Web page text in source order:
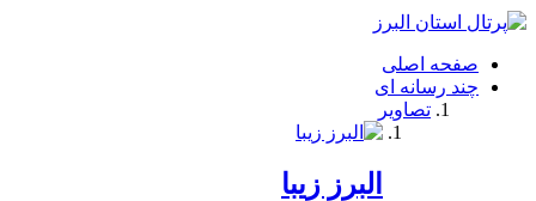
فصد
شرق
تهران
خشکشویی
صفحه اصلی
چند رسانه ای
تصاویر
البرز زیبا